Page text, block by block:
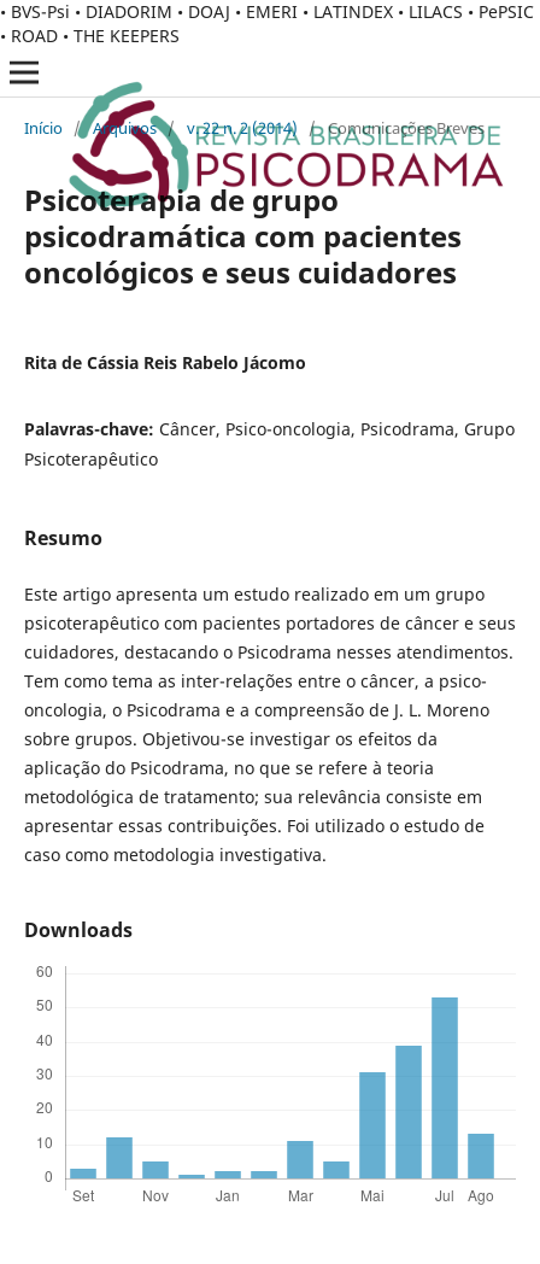
• BVS-Psi • DIADORIM • DOAJ • EMERI • LATINDEX • LILACS • PePSIC
• ROAD • THE KEEPERS
Início / Arquivos / v. 22 n. 2 (2014) / Comunicações Breves
Psicoterapia de grupo
psicodramática com pacientes
oncológicos e seus cuidadores
Rita de Cássia Reis Rabelo Jácomo
Palavras-chave: Câncer, Psico-oncologia, Psicodrama, Grupo
Psicoterapêutico
Resumo
Este artigo apresenta um estudo realizado em um grupo
psicoterapêutico com pacientes portadores de câncer e seus
cuidadores, destacando o Psicodrama nesses atendimentos.
Tem como tema as inter-relações entre o câncer, a psico-
oncologia, o Psicodrama e a compreensão de J. L. Moreno
sobre grupos. Objetivou-se investigar os efeitos da
aplicação do Psicodrama, no que se refere à teoria
metodológica de tratamento; sua relevância consiste em
apresentar essas contribuições. Foi utilizado o estudo de
caso como metodologia investigativa.
Downloads